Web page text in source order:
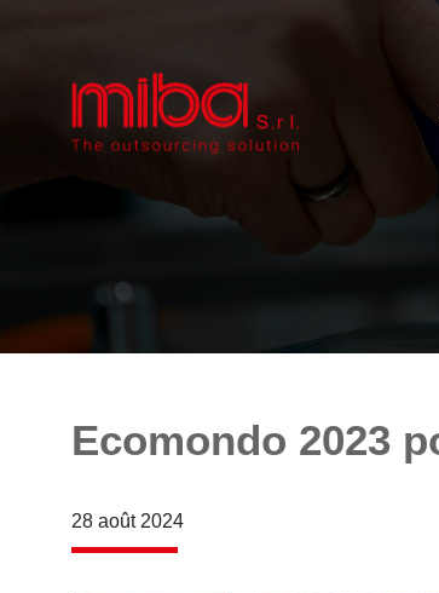
Ecomondo 2023
28 août 2024